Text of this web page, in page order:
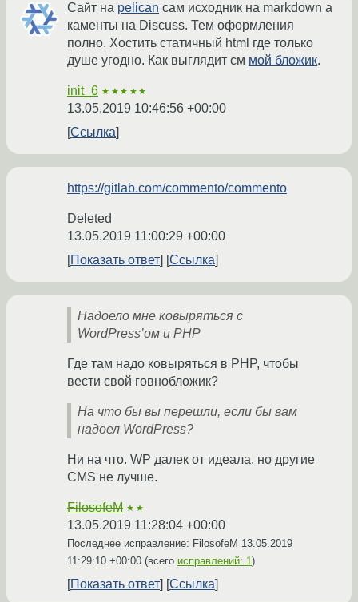
Сайт на pelican сам исходник на markdown а
каменты на Discuss. Тем оформления
полно. Хостить статичный html где только
душе угодно. Как выглядит см мой бложик.
init_6 ★★★★★
13.05.2019 10:46:56 +00:00
Ссылка
https://gitlab.com/commento/commento
Deleted
13.05.2019 11:00:29 +00:00
Показать ответ
Ссылка
Надоело мне ковыряться с
WordPress’ом и PHP
Где там надо ковыряться в PHP, чтобы
вести свой говнобложик?
На что бы вы перешли, если бы вам
надоел WordPress?
Ни на что. WP далек от идеала, но другие
CMS не лучше.
FilosofeM ★★
13.05.2019 11:28:04 +00:00
Последнее исправление: FilosofeM 13.05.2019
11:29:10 +00:00 (всего исправлений: 1)
Показать ответ Ссылка